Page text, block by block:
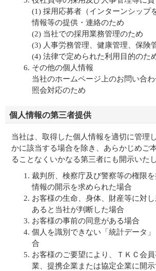
(1) 採用応募者（インターンシップ
情報等の提供・連絡のため
(2) 当社での採用業務管理のため
(3) 人事労務管理、健康管理、保険
(4) 法律で定められた利用目的のた
その他の個人情報
当社のホームページ上のお問い合
照会対応のため
個人情報の第三者提供
当社は、取得した個人情報を適切に管理
かに該当する場合を除き、あらかじめご
ることなくいかなる第三者にも開示いた
裁判所、検察庁及び警察等の権限
情報の開示を求められた場合
お客様の生命、身体、財産等に対
あると当社が判断した場合
お客様の事前の同意がある場合
個人を識別できない「統計データ
合
お客様のご要望により、ＴＫＣ会
業、提携企業または協定企業に開